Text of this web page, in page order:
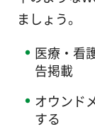
ましょう。
医療・看
告掲載
オウンド
する